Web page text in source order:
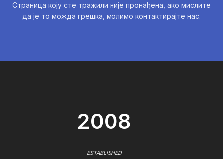
Страница коју сте тражили није пронађена, ако мислите
да је то можда грешка, молимо контактирајте нас.
2008
ESTABLISHED